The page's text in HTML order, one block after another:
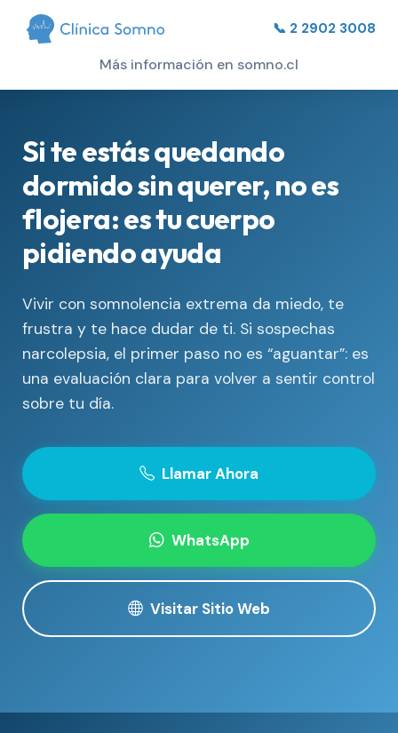
📞 2 2902 3008
Más información en somno.cl
Si te estás quedando
dormido sin querer, no es
flojera: es tu cuerpo
pidiendo ayuda
Vivir con somnolencia extrema da miedo, te
frustra y te hace dudar de ti. Si sospechas
narcolepsia, el primer paso no es “aguantar”: es
una evaluación clara para volver a sentir control
sobre tu día.
Llamar Ahora
WhatsApp
Visitar Sitio Web